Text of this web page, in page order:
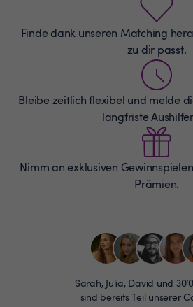
Finde dank unseren Matching
zu dir passt.
Bleibe zeitlich flexibel und melde
langfriste
Nimm an exklusiven
Prämien.
Sarah, Julia, David und
sind bereits Teil unserer